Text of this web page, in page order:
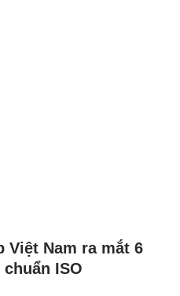
Việt Nam ra mắt 6
ISO